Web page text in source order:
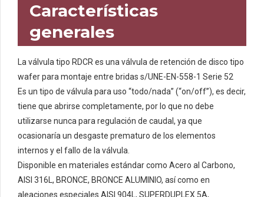
Características
generales
La válvula tipo RDCR es una válvula de retención de disco tipo
wafer para montaje entre bridas s/UNE-EN-558-1 Serie 52
Es un tipo de válvula para uso “todo/nada” (“on/off”), es decir,
tiene que abrirse completamente, por lo que no debe
utilizarse nunca para regulación de caudal, ya que
ocasionaría un desgaste prematuro de los elementos
internos y el fallo de la válvula.
Disponible en materiales estándar como Acero al Carbono,
AISI 316L, BRONCE, BRONCE ALUMINIO, así como en
aleaciones especiales AISI 904L, SUPERDUPLEX 5A,